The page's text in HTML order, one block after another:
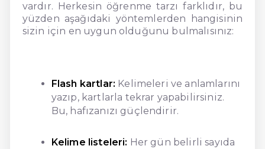
vardır. Herkesin öğrenme tarzı farklıdır, bu
yüzden aşağıdaki yöntemlerden hangisinin
sizin için en uygun olduğunu bulmalısınız:
Flash kartlar: Kelimeleri ve anlamlarını
yazıp, kartlarla tekrar yapabilirsiniz.
Bu, hafızanızı güçlendirir.
Kelime listeleri: Her gün belirli sayıda